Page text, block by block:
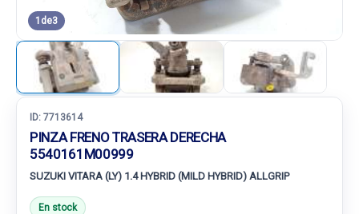
1 de3
ID: 7713614
PINZA FRENO TRASERA DERECHA
5540161M00999
SUZUKI VITARA (LY) 1.4 HYBRID (MILD HYBRID) ALLGRIP
En stock